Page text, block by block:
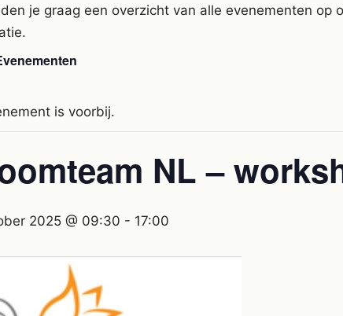
je graag een overzicht van alle evenementen
is voorbij.
NL –
2025 @ 09:30 - 17:00